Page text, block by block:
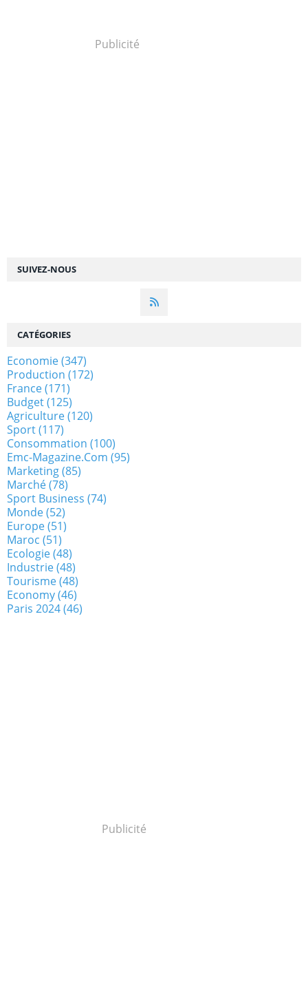
SUIVEZ-NOUS
Publicité
CATÉGORIES
Economie(347)
Production (172)
France(171)
Budget(125)
Agriculture(120)
Sport(117)
Consommation (100)
Emc-Magazine.com (95)
Marketing(85)
Marché(78)
Sport Business (74)
Monde(52)
Europe(51)
Maroc (51)
Ecologie(48)
Industrie(48)
Tourisme(48)
Economy(46)
Paris 2024(46)
Publicité